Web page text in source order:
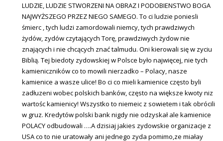
LUDZIE, LUDZIE STWORZENI NA OBRAZ I PODOBIENSTWO BOGA
NAJWYŻSZEGO PRZEZ NIEGO SAMEGO. To ci ludzie poniesli
śmierc , tych ludzi zamordowali niemcy, tych prawdziwych
żydów, zydów czytających Torę, prawdziwych żydow nie
znających i nie chcących znać talmudu. Oni kierowali się w zyciu
Biblią. Tej biedoty zydowskiej w Polsce było najwięcej, nie tych
kamieniczników co to mowili nierzadko – Polacy, nasze
kamienice a wasze ulice! Bo ci co mieli kamienice często byli
zadłuzeni wobec polskich banków, często na większe kwoty niz
wartośc kamienicy! Wszystko to niemeic z sowietem i tak obrócili
w gruz. Kredytów polski bank nigdy nie odzyskał ale kamienice
POLACY odbudowali ….A dzisiaj jakies zydowskie organizacje z
USA co to nie uratowały ani jednego zyda pomimo,ze miałay